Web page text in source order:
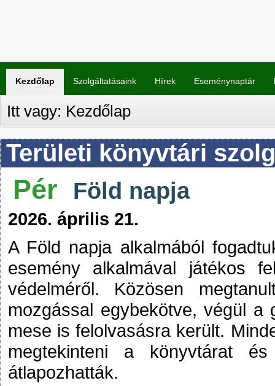
Kezdőlap Szolgáltatásaink Hírek Eseménynaptár
Itt vagy: Kezdőlap
Területi könyvtári
Pér Föld napja
2026. április 21.
A Föld napja alkalmából
esemény alkalmával játékos
védelméről. Közösen
mozgással egybekötve, végül
mese is felolvasásra került.
megtekinteni a könyvtárat
átlapozhatták.